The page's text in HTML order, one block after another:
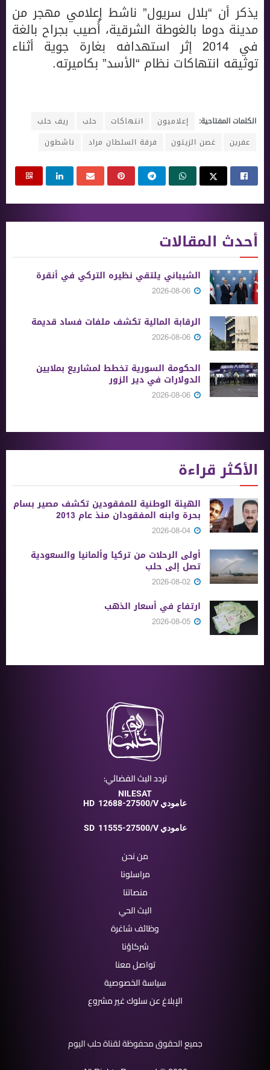
يذكر أن “بلال سريول” ناشط إعلامي مهجر من
مدينة دوما بالغوطة الشرقية، أُصيب بجراح بالغة
في 2014 إثر استهدافه بغارة جوية أثناء
توثيقه انتهاكات نظام “الأسد” بكاميرته.
الكلمات المفتاحية: إعلاميون انتهاكات حلب
ريف حلب
عفرين
غصن الزيتون فرقة السلطان مراد ناشطون
أحدث المقالات
الشيباني يلتقي نظيره التركي في أنقرة
الرقابة المالية تكشف ملفات فساد قديمة
الحكومة السورية تخطط لمشاريع بملايين
الدولارات في دير الزور
الأكثر قراءة
الهيئة الوطنية للمفقودين تكشف مصير بسام
بحرة وابنه المفقودان منذ عام 2013
أولى الرحلات من ‏تركيا وألمانيا والسعودية
تصل إلى حلب
ارتفاع في أسعار الذهب
تردد البث الفضائي:
NILESAT
HD
12688-27500/V عامودي
SD 11555-27500/V عامودي
من نحن
مراسلونا
منصاتنا
البث الحي
وظائف شاغرة
شركاؤنا
تواصل معنا
سياسة الخصوصية
الإبلاغ عن سلوك غير مشروع
جميع الحقوق محفوظة لقناة حلب اليوم